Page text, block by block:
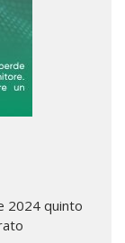
2024 quinto